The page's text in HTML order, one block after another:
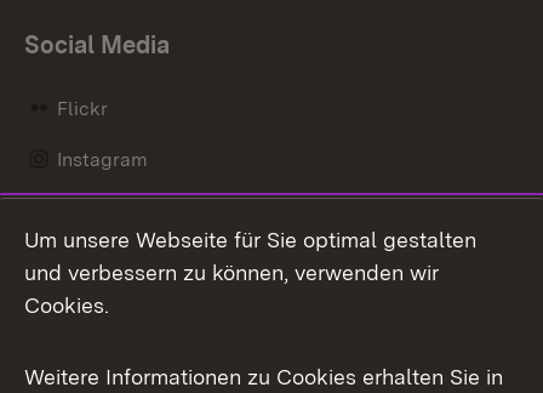
Social Media
Flickr
Instagram
Mastodon
Messenger
Social Wall
Um unsere Webseite für Sie optimal gestalten
und verbessern zu können, verwenden wir
Cookies.
Weitere Informationen zu Cookies erhalten Sie in